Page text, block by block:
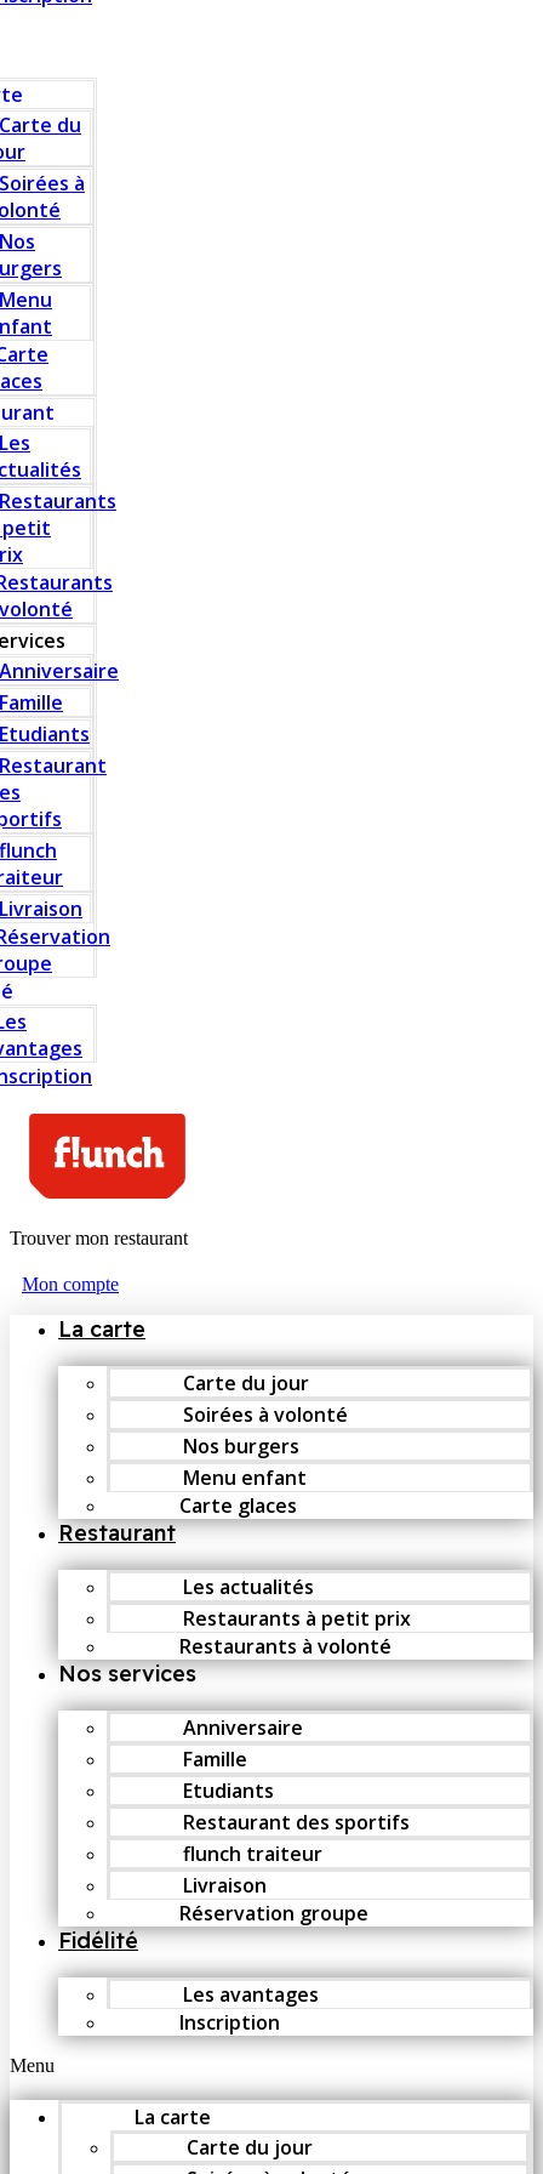
Carte du
Soirées à
Nos
Menu
Les
Restaurants
petit
Anniversaire
Famille
Etudiants
Restaurant
flunch
Livraison
Trouver mon restaurant
Mon compte
La carte
Carte du jour
Soirées à volonté
Nos burgers
Menu enfant
Carte glaces
Restaurant
Les actualités
Restaurants à petit prix
Restaurants à volonté
Nos services
Anniversaire
Famille
Etudiants
Restaurant des sportifs
flunch traiteur
Livraison
Réservation groupe
Fidélité
Les avantages
Inscription
Menu
La carte
Carte du jour